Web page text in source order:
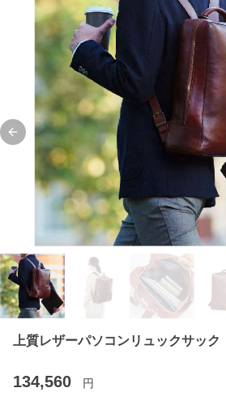
Previous slide
上質レザーパソコンリュックサック
134,560 円